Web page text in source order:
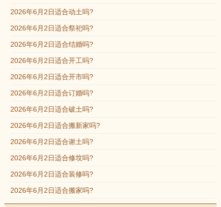
2026年6月2日适合动土吗?
2026年6月2日适合祭祀吗?
2026年6月2日适合结婚吗?
2026年6月2日适合开工吗?
2026年6月2日适合开市吗?
2026年6月2日适合订婚吗?
2026年6月2日适合破土吗?
2026年6月2日适合搬新家吗?
2026年6月2日适合谢土吗?
2026年6月2日适合修坟吗?
2026年6月2日适合装修吗?
2026年6月2日适合搬家吗?